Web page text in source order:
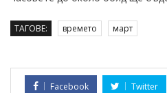
ТАГОВЕ: времето март
Facebook Twitter